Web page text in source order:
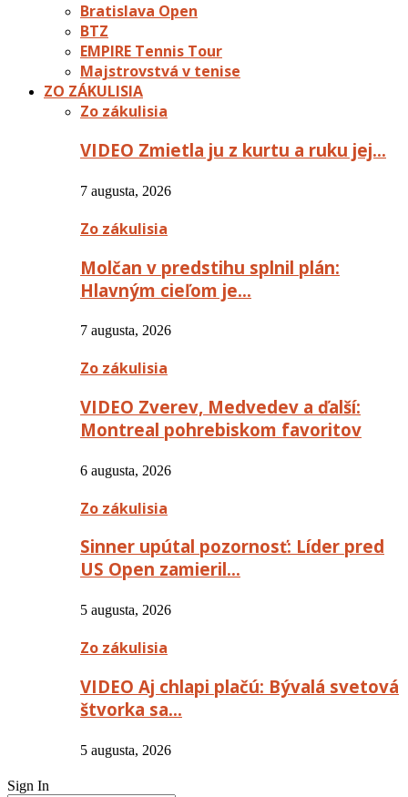
Bratislava Open
BTZ
EMPIRE Tennis Tour
Majstrovstvá v tenise
ZO ZÁKULISIA
Zo zákulisia
VIDEO Zmietla ju z kurtu a ruku jej…
7 augusta, 2026
Zo zákulisia
Molčan v predstihu splnil plán:
Hlavným cieľom je…
7 augusta, 2026
Zo zákulisia
VIDEO Zverev, Medvedev a ďalší:
Montreal pohrebiskom favoritov
6 augusta, 2026
Zo zákulisia
Sinner upútal pozornosť: Líder pred
US Open zamieril…
5 augusta, 2026
Zo zákulisia
VIDEO Aj chlapi plačú: Bývalá svetová
štvorka sa…
5 augusta, 2026
Sign In